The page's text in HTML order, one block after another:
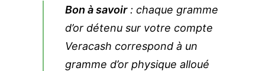
Bon à savoir: chaque gramme
d’or détenu sur votre compte
Veracash correspond à un
gramme d’or physique alloué